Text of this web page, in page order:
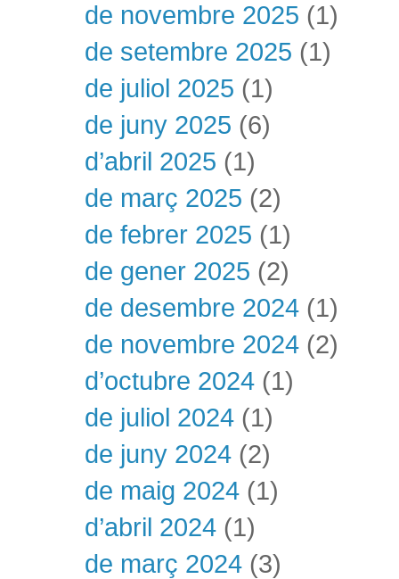
de novembre 2025 (1)
de setembre 2025 (1)
de juliol 2025 (1)
de juny 2025 (6)
d’abril 2025 (1)
de març 2025 (2)
de febrer 2025 (1)
de gener 2025 (2)
de desembre 2024 (1)
de novembre 2024 (2)
d’octubre 2024 (1)
de juliol 2024 (1)
de juny 2024 (2)
de maig 2024 (1)
d’abril 2024 (1)
de març 2024 (3)